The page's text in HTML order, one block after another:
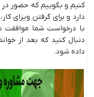
کنیم و بگوییم که حضور
دارد و برای گرفتن ویزای
با درخواست شما موافقت
دنبال کنید که بعد از
داده ‌شود.